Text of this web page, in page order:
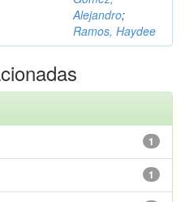
Alejandro;
Ramos, Haydee
1
1